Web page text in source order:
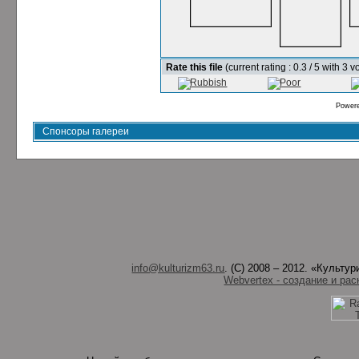
Rate this file (current rating : 0.3 / 5 with 3
Спонсоры галереи
info@kulturizm63.ru. (C) 2008 – 2012.
Webvertex - создание и